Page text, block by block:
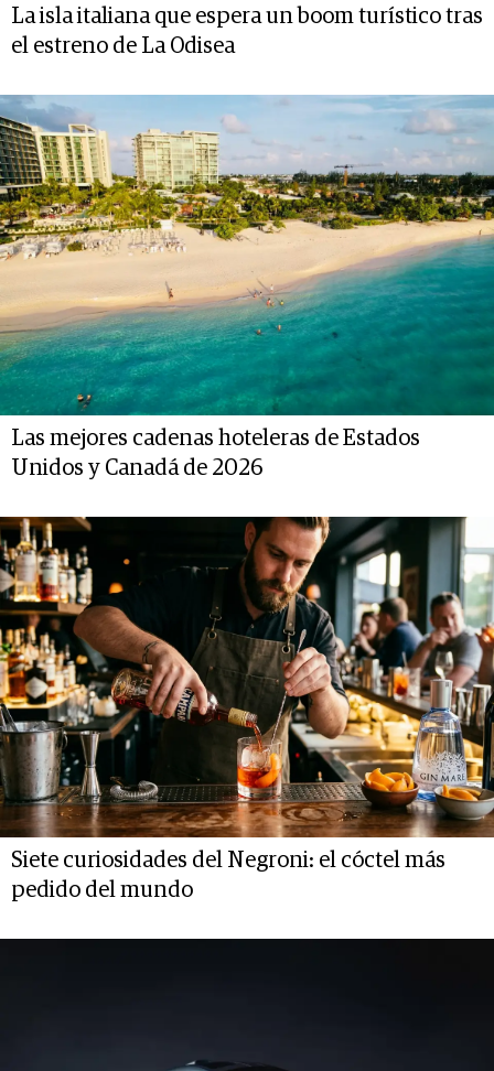
La isla italiana que espera un boom turístico tras
el estreno de La Odisea
Las mejores cadenas hoteleras de Estados
Unidos y Canadá de 2026
Siete curiosidades del Negroni: el cóctel más
pedido del mundo